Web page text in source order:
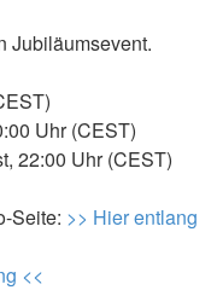
Jubiläumsevent.
Uhr (CEST)
22:00 Uhr (CEST)
Seite: >> Hier entlang
<<